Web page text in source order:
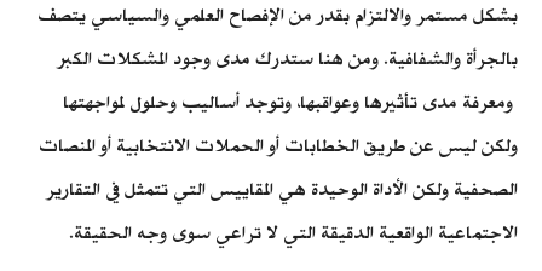
بشكل مستمر والالتزام بقدر من الإفصاح العلمي والسياسي يتصف
بالجرأة والشفافية. ومن هنا ستدرك مدى وجود المشكلات الكبر
ومعرفة مدى تأثيرها وعواقبها، وتوجد أساليب وحلول لمواجهتها
ولكن ليس عن طريق الخطابات أو الحملات الانتخابية أو المنصات
الصحفية ولكن الأداة الوحيدة هي المقاييس التي تتمثل في التقارير
الاجتماعية الواقعية الدقيقة التي لا تراعي سوى وجه الحقيقة.